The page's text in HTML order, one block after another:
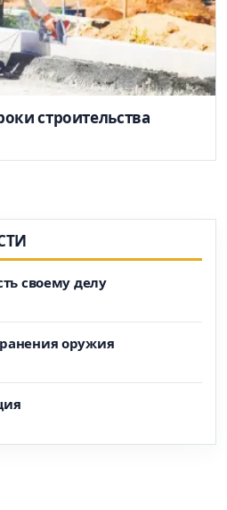
строительства
своему делу
оружия